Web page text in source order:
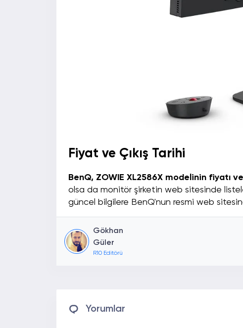
Fiyat ve Çıkış Tarihi
BenQ, ZOWIE XL2586X modelinin fiyatı
olsa da monitör şirketin web sitesinde
güncel bilgilere BenQ'nun resmi web
Gökhan
Güler
R10 Editörü
Yorumlar